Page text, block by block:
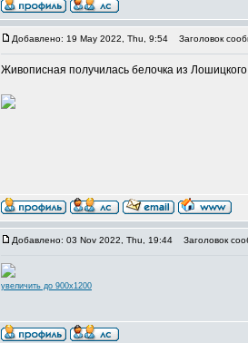
Добавлено: 19 May 2022, Thu, 9:54 Заголовок
Живописная получилась белочка из
Добавлено: 03 Nov 2022, Thu, 19:44 Заголовок
увеличить до 900x1200